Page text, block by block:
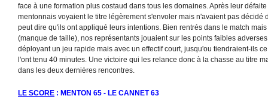
face à une formation plus costaud dans tous les domaines. Après leur
mentonnais voyaient le titre légèrement s'envoler mais n'avaient pas décidé
peut dire qu'ils ont appliqué leurs intentions. Bien rentrés dans le match
(manque de taille), nos représentants jouaient sur les points faibles
déployant un jeu rapide mais avec un effectif court, jusqu'ou tiendraient-ils
l'ont tenu 40 minutes. Une victoire qui les relance donc à la chasse au titre
dans les deux dernières rencontres.
LE SCORE : MENTON 65 - LE CANNET 63